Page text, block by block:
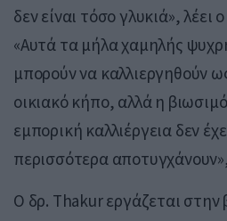
δεν είναι τόσο γλυκιά», λέει
«Αυτά τα μήλα χαμηλής
μπορούν να καλλιεργηθούν
οικιακό κήπο, αλλά η
εμπορική καλλιέργεια δεν
περισσότερα
Ο δρ. Thakur εργάζεται στην